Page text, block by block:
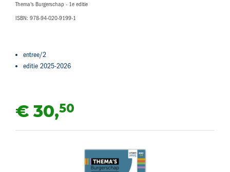
Thema's Burgerschap - 1e editie
ISBN: 978-94-020-9199-1
entree/2
editie 2025-2026
€ 30,50